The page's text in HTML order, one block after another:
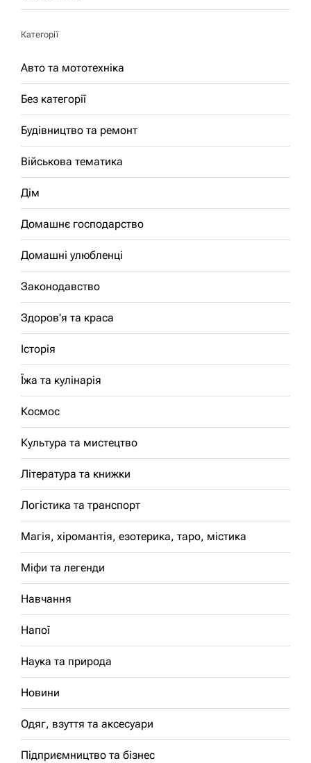
Категорії
Авто та мототехніка
Без категорії
Будівництво та ремонт
Військова тематика
Дім
Домашнє господарство
Домашні улюбленці
Законодавство
Здоров'я та краса
Історія
Їжа та кулінарія
Космос
Культура та мистецтво
Література та книжки
Логістика та транспорт
Магія, хіромантія, езотерика, таро, містика
Міфи та легенди
Навчання
Напої
Наука та природа
Новини
Одяг, взуття та аксесуари
Підприємництво та бізнес